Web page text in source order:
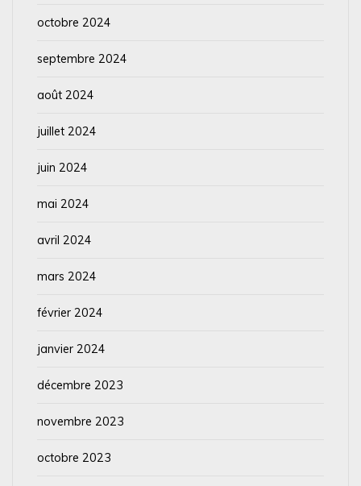
octobre 2024
septembre 2024
août 2024
juillet 2024
juin 2024
mai 2024
avril 2024
mars 2024
février 2024
janvier 2024
décembre 2023
novembre 2023
octobre 2023